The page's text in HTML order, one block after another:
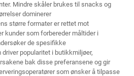
Mindre skåler brukes til snacks og
dominerer
større formater er rettet mot
kunder som forbereder måltider i
de spesifikke
popularitet i butikkmiljøer,
bak disse preferansene og gir
som ønsker å tilpasse